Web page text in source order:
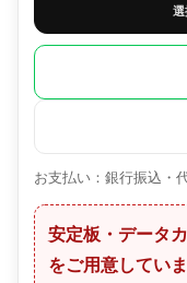
選
お支払い：銀行振込・
安定板・データ
をご用意していま